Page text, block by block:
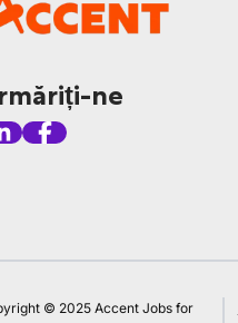
ne
© 2025 Accent Jobs for